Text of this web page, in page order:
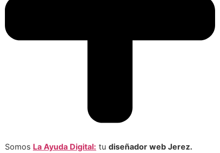
Somos La Ayuda Digital: tu diseñador web Jerez.